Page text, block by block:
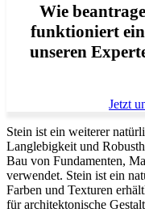
Wie
funktioniert
unseren
Jetzt
Stein ist ein weiterer
Langlebigkeit und
Bau von Fundamenten,
verwendet. Stein ist ein
Farben und Texturen
für architektonische